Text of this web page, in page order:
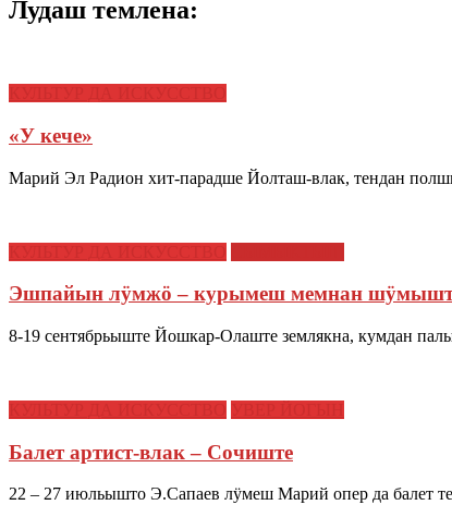
Лудаш темлена:
«У кече»
Марий Эл Радион хит-парадше Йолташ-влак, тендан
Эшпайын лӱмжӧ – курымеш мемнан
8-19 сентябрьыште Йошкар-Олаште землякна, кумдан
Балет артист-влак – Сочиште
22 – 27 июльышто Э.Сапаев лӱмеш Марий опер да балет